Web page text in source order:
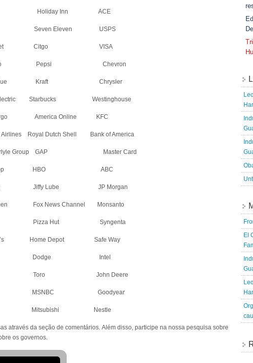
Inn ACE
Eleven USPS
Citgo VISA
Pepsi Chevron
Value Kraft Chrysler
Electric Starbucks Westinghouse
America Online KFC
Royal Dutch Shell Bank of America
Group GAP Master Card
HBO ABC
Lube JP Morgan
News Channel Monsanto
Pizza Hut Syngenta
Home Depot Safe Way
Dodge Intel
Toro John Deere
MSNBC Goodyear
Mitsubishi Nestle
através da seção de comentários. Além disso, participe na nossa pesquisa sobre
os governos.
El